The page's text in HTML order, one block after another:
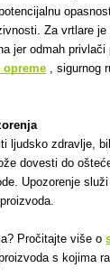
Za vrtlare je
jer odmah
opreme , sigurnog
ljudsko zdravlje,
dovesti do
Upozorenje
Pročitajte više o
s kojima